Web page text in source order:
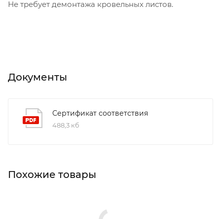
Не требует демонтажа кровельных листов.
Документы
Сертификат соответствия
488,3 кб
Похожие товары